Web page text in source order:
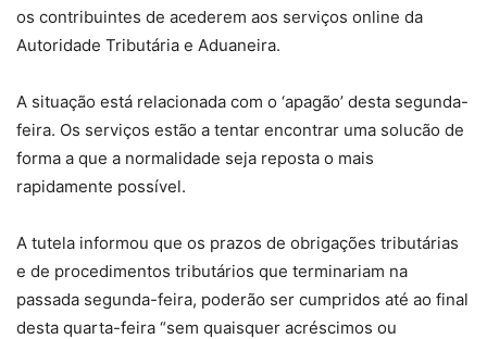
os contribuintes de acederem aos serviços online da
Autoridade Tributária e Aduaneira.
A situação está relacionada com o ‘apagão’ desta segunda-
feira. Os serviços estão a tentar encontrar uma solucão de
forma a que a normalidade seja reposta o mais
rapidamente possível.
A tutela informou que os prazos de obrigações tributárias
e de procedimentos tributários que terminariam na
passada segunda-feira, poderão ser cumpridos até ao final
desta quarta-feira “sem quaisquer acréscimos ou